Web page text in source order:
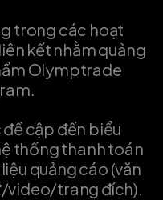
trong các hoạt
kết nhằm quảng
Olymptrade
cập đến biểu
thống thanh toán
quảng cáo (văn
video/trang đích).